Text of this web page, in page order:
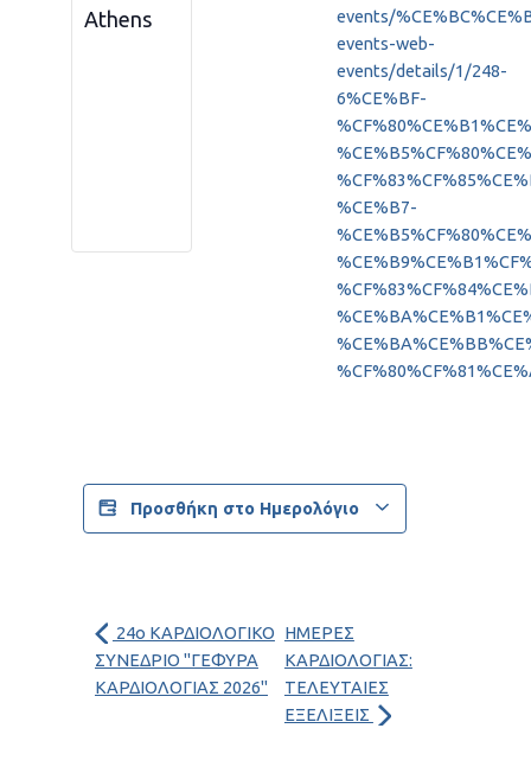
Athens
events/
events-web-
events/details/1/248-
6%CE%BF-
%CE%B7-
Προσθήκη στο Ημερολόγιο
24ο ΚΑΡΔΙΟΛΟΓΙΚΟ
ΣΥΝΕΔΡΙΟ "ΓΕΦΥΡΑ
ΚΑΡΔΙΟΛΟΓΙΑΣ 2026"
ΗΜΕΡΕΣ
ΚΑΡΔΙΟΛΟΓΙΑΣ:
ΤΕΛΕΥΤΑΙΕΣ
ΕΞΕΛΙΞΕΙΣ